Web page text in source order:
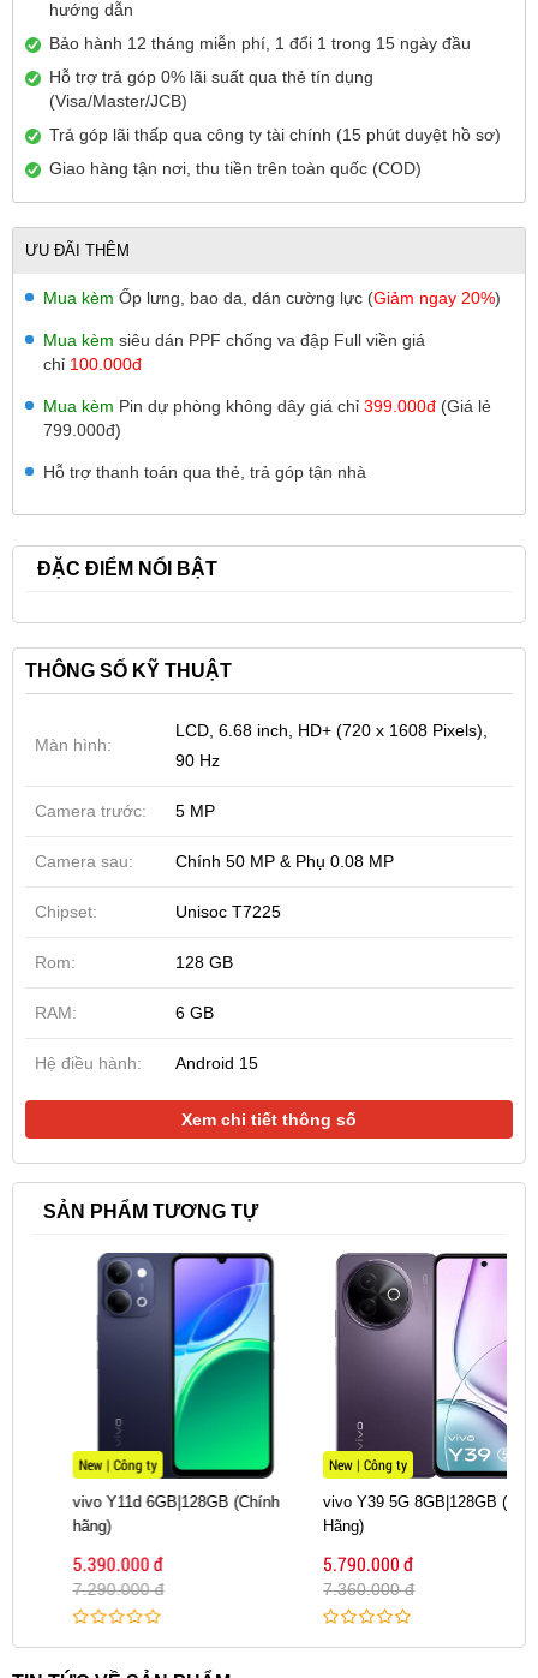
hướng dẫn
Bảo hành 12 tháng miễn phí, 1 đổi 1 trong 15 ngày đầu
Hỗ trợ trả góp 0% lãi suất qua thẻ tín dụng
(Visa/Master/JCB)
Trả góp lãi thấp qua công ty tài chính (15 phút duyệt hồ sơ)
Giao hàng tận nơi, thu tiền trên toàn quốc (COD)
ƯU ĐÃI THÊM
Mua kèm Ốp lưng, bao da, dán cường lực (Giảm ngay 20%)
Mua kèm siêu dán PPF chống va đập Full viền giá
chỉ 100.000đ
Mua kèm Pin dự phòng không dây giá chỉ 399.000đ (Giá lẻ
799.000đ)
Hỗ trợ thanh toán qua thẻ, trả góp tận nhà
ĐẶC ĐIỂM NỔI BẬT
THÔNG SỐ KỸ THUẬT
Màn hình:
LCD, 6.68 inch, HD+ (720 x 1608 Pixels),
90 Hz
Camera trước: 5 MP
Camera sau: Chính 50 MP & Phụ 0.08 MP
Chipset: Unisoc T7225
Rom: 128 GB
RAM: 6 GB
Hệ điều hành: Android 15
Xem chi tiết thông số
SẢN PHẨM TƯƠNG TỰ
New | Công ty
vivo Y11d 6GB|128GB (Chính
5.390.000 đ
7.290.000 đ
New | Công ty
vivo Y39 5G 8GB|128GB (Chính
5.790.000 đ
7.360.000 đ